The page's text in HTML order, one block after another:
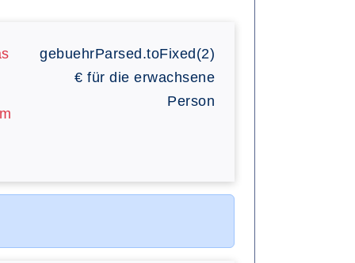
gebuehrParsed.toFixed(2)
€ für die erwachsene
Person